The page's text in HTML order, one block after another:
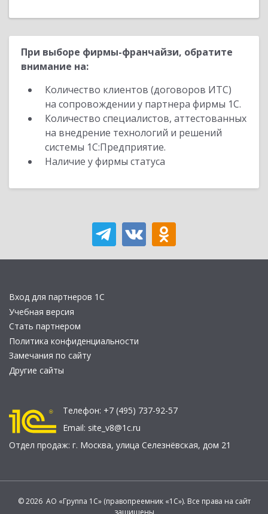
При выборе фирмы-франчайзи, обратите
внимание на:
Количество клиентов (договоров ИТС)
на сопровождении у партнера фирмы 1С.
Количество специалистов, аттестованных
на внедрение технологий и решений
системы 1С:Предприятие.
Наличие у фирмы статуса
Вход для партнеров 1С
Учебная версия
Стать партнером
Политика конфиденциальности
Замечания по сайту
Другие сайты
Телефон: +7 (495) 737-92-57
Email: site_v8@1c.ru
Отдел продаж: г. Москва, улица Селезнёвская, дом 21
© 2026 АО «Группа 1С» (правопреемник «1С»). Все права на сайт